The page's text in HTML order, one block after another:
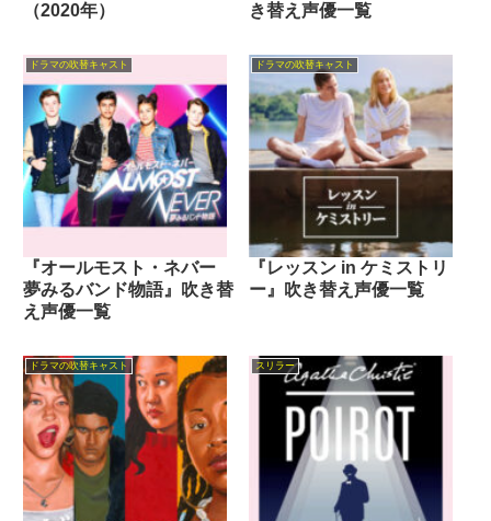
（2020年）
き替え声優一覧
ドラマの吹替キャスト
『オールモスト・ネバー
夢みるバンド物語』吹き替
え声優一覧
ドラマの吹替キャスト
『レッスン in ケミストリ
ー』吹き替え声優一覧
ドラマの吹替キャスト スリラー